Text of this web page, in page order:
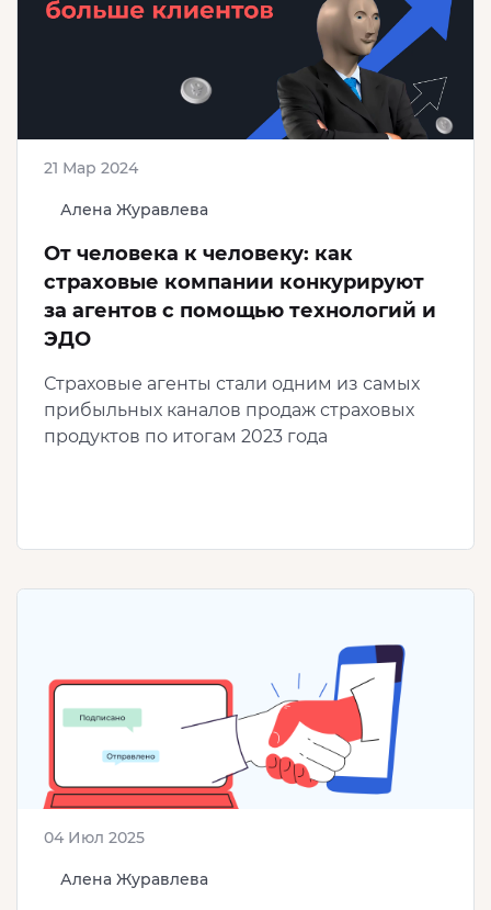
Алена Журавлева
21 Мар 2024
От человека к человеку: как
страховые компании конкурируют
за агентов с помощью технологий и
ЭДО
Страховые агенты стали одним из самых
прибыльных каналов продаж страховых
продуктов по итогам 2023 года
Алена Журавлева
04 Июл 2025